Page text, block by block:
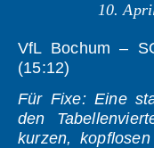
10.
VfL Bochum – SG Linden-Dahlhausen 2 32:29
(15:12)
Für Fixe: Eine
den
kurzen,